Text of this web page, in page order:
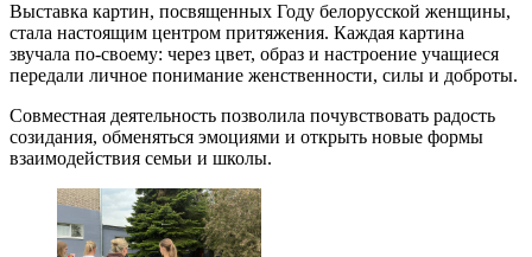
Выставка картин, посвященных Году белорусской женщины,
стала настоящим центром притяжения. Каждая картина
звучала по-своему: через цвет, образ и настроение учащиеся
передали личное понимание женственности, силы и доброты.
Совместная деятельность позволила почувствовать радость
созидания, обменяться эмоциями и открыть новые формы
взаимодействия семьи и школы.